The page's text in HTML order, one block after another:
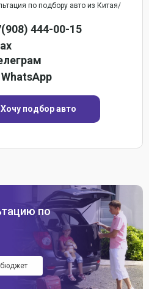
по подбору авто из Китая/
444-00-15
WhatsApp
Хочу подбор авто
по
бюджет